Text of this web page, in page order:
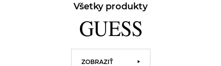
Všetky produkty
ZOBRAZIŤ